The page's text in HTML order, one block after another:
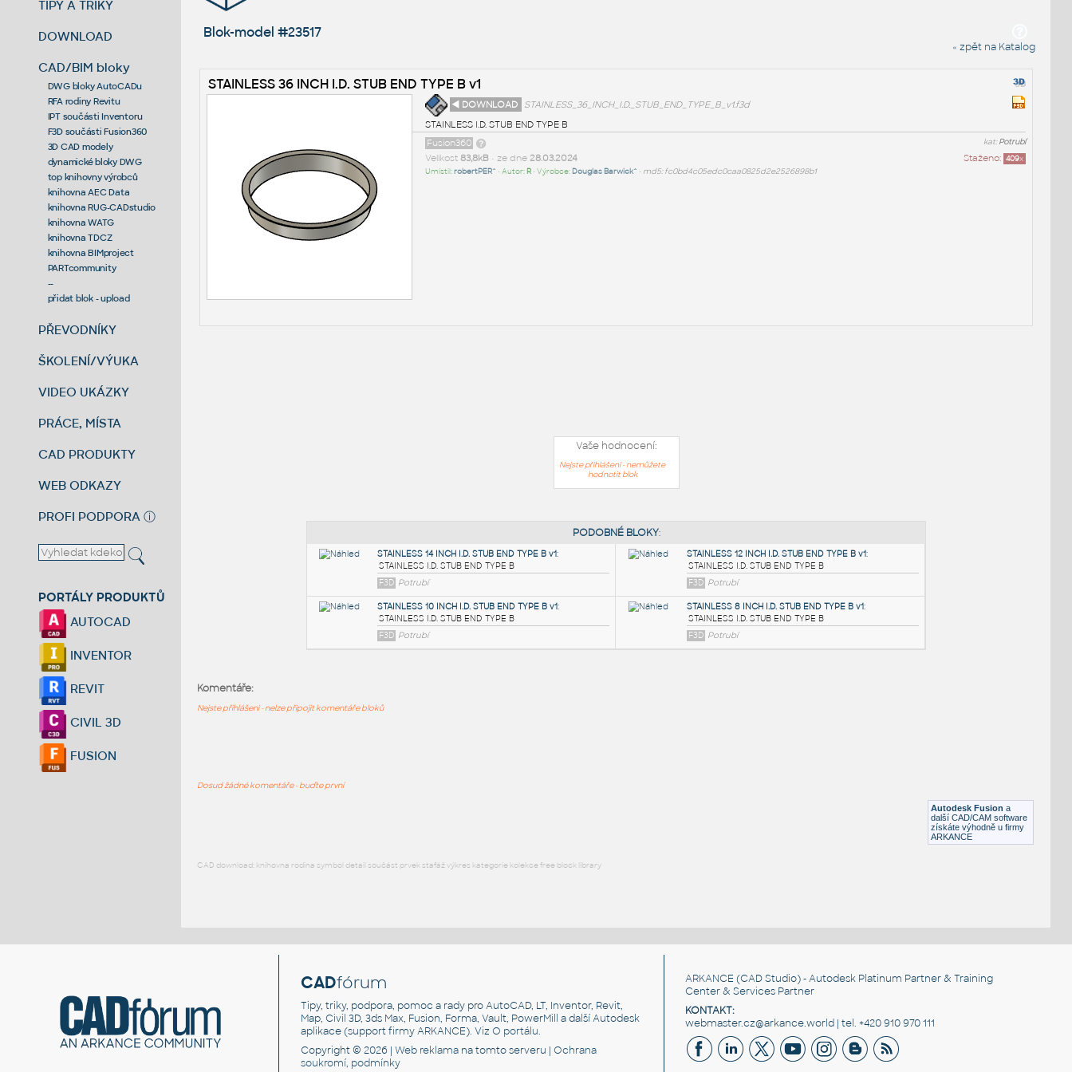
TIPY A TRIKY
DOWNLOAD
CAD/BIM bloky
DWG bloky AutoCADu
RFA rodiny Revitu
IPT součásti Inventoru
F3D součásti Fusion360
3D CAD modely
dynamické bloky DWG
top knihovny výrobců
knihovna AEC Data
knihovna RUG-CADstudio
knihovna WATG
knihovna TDCZ
knihovna BIMproject
PARTcommunity
--
přidat blok - upload
PŘEVODNÍKY
ŠKOLENÍ/VÝUKA
VIDEO UKÁZKY
PRÁCE, MÍSTA
CAD PRODUKTY
WEB ODKAZY
PROFI PODPORA ⓘ
PORTÁLY PRODUKTŮ
AUTOCAD
INVENTOR
REVIT
CIVIL 3D
FUSION
Blok-model #23517
« zpět na Katalog
STAINLESS 36 INCH I.D. STUB END TYPE B v1
◄ DOWNLOAD
STAINLESS_36_INCH_I.D._STUB_END_TYPE_B_v1.f3d
STAINLESS I.D. STUB END TYPE B
kat:Potrubí
Fusion360
Staženo: 409x
Velikost 83,8kB• ze dne 28.03.2024
Umístil:robertPER^ • Autor: R• Výrobce: Douglas Barwick^ • md5: fc0bd4c05edc0caa0825d2e2526898b1
Vaše hodnocení:
Nejste přihlášeni - nemůžete
hodnotit blok
Autodesk Fusion a
další CAD/CAM software
získáte výhodně u firmy
ARKANCE
Komentáře:
Nejste přihlášeni - nelze připojit komentáře bloků
Dosud žádné komentáře - buďte první
CAD download: knihovna rodina symbol detail součást prvek stafáž výkres kategorie kolekce free block library
CADfórum
Tipy, triky, podpora, pomoc a rady pro AutoCAD, LT, Inventor, Revit,
Map, Civil 3D, 3ds Max, Fusion, Forma, Vault, PowerMill a další Autodesk
aplikace (support firmy ARKANCE). VizO portálu.
Copyright © 2026 |Web reklama na tomto serveru |Ochrana
soukromí, podmínky
ARKANCE (CAD Studio) - Autodesk Platinum Partner & Training
Center & Services Partner
KONTAKT:
webmaster.cz@arkance.world | tel. +420 910 970 111